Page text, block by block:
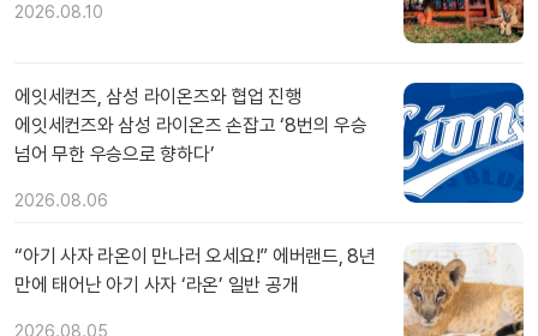
2026.08.10
에잇세컨즈, 삼성 라이온즈와 협업 진행
에잇세컨즈와 삼성 라이온즈 손잡고 ‘8번의 우승
넘어 무한 우승으로 향하다’
2026.08.06
“아기 사자 라온이 만나러 오세요!” 에버랜드, 8년
만에 태어난 아기 사자 ‘라온’ 일반 공개
2026.08.05